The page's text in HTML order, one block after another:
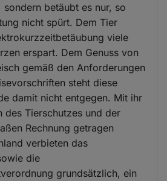
betäubt es nur, so
nicht spürt. Dem Tier
viele
erspart. Dem Genuss von
gemäß den Anforderungen
steht diese
damit nicht entgegen. Mit ihr
des Tierschutzes und der
Rechnung getragen
verbieten das
die
grundsätzlich, ein